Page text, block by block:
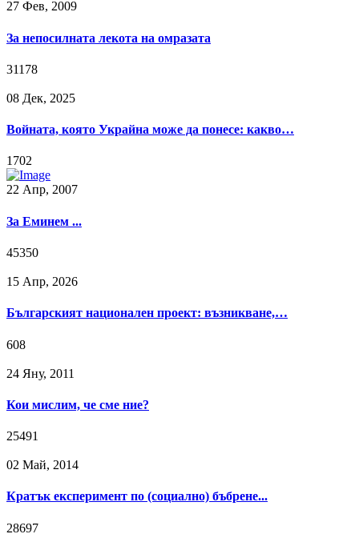
27 Фев, 2009
За непосилната лекота на омразата
31178
08 Дек, 2025
Войната, която Украйна може да понесе: какво…
1702
22 Апр, 2007
За Еминем ...
45350
15 Апр, 2026
Българският национален проект: възникване,…
608
24 Яну, 2011
Кои мислим, че сме ние?
25491
02 Май, 2014
Кратък експеримент по (социално) бъбрене...
28697